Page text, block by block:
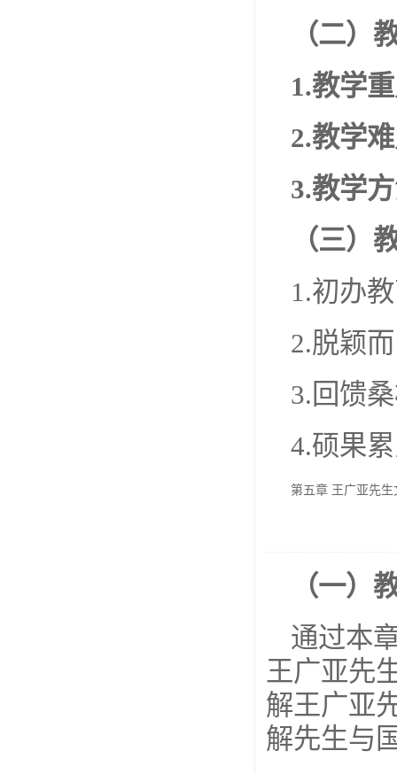
（二）
1.教学
2.教学
3.教学
（三）
1.初办
2.脱颖
3.回馈
4.硕果
第五章 王广亚先
（一）
通过本
王广亚先
解王广亚
解先生与